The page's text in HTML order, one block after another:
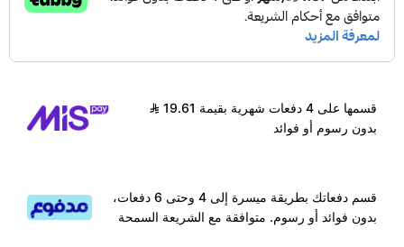
قسمها على 4 دفعات شهرية بقيمة 19.61
بدون رسوم أو فوائد
قسم دفعاتك بطريقة ميسرة إلى 4 وحتى 6 دفعات،
بدون فوائد أو رسوم. متوافقة مع الشريعة السمحة